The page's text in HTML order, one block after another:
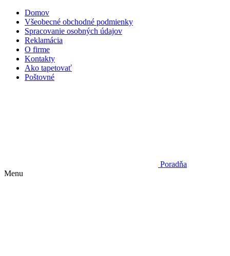
Domov
Všeobecné obchodné podmienky
Spracovanie osobných údajov
Reklamácia
O firme
Kontakty
Ako tapetovať
Poštovné
Poradňa
Menu